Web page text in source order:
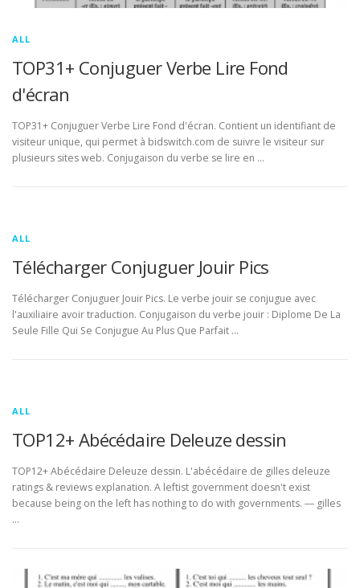
ALL
TOP31+ Conjuguer Verbe Lire Fond
d'écran
TOP31+ Conjuguer Verbe Lire Fond d'écran. Contient un identifiant de
visiteur unique, qui permet à bidswitch.com de suivre le visiteur sur
plusieurs sites web. Conjugaison du verbe se lire en …
ALL
Télécharger Conjuguer Jouir Pics
Télécharger Conjuguer Jouir Pics. Le verbe jouir se conjugue avec
l'auxiliaire avoir traduction. Conjugaison du verbe jouir : Diplome De La
Seule Fille Qui Se Conjugue Au Plus Que Parfait …
ALL
TOP12+ Abécédaire Deleuze dessin
TOP12+ Abécédaire Deleuze dessin. L'abécédaire de gilles deleuze
ratings & reviews explanation. A leftist government doesn't exist
because being on the left has nothing to do with governments. ― gilles
…